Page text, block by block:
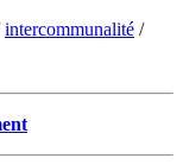
intercommunalité /